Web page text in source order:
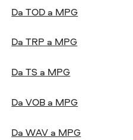
Da TOD a MPG
Da TRP a MPG
Da TS a MPG
Da VOB a MPG
Da WAV a MPG